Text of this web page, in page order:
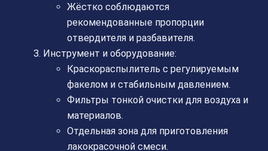
Жёстко соблюдаются
рекомендованные пропорции
отвердителя и разбавителя.
Инструмент и оборудование:
Краскораспылитель с регулируемым
факелом и стабильным давлением.
Фильтры тонкой очистки для воздуха и
материалов.
Отдельная зона для приготовления
лакокрасочной смеси.